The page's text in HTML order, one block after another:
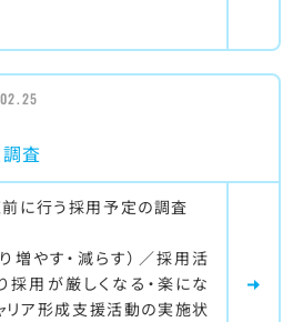
査
に行う採用予定の調査
増やす・減らす）／採用活
採用が厳しくなる・楽にな
リア形成支援活動の実施状